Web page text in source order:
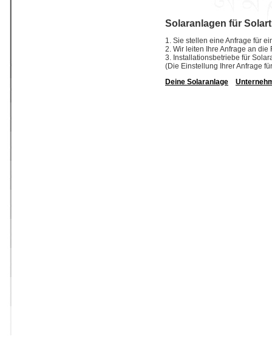
Solaranlagen für
1. Sie stellen eine Anfrage für
2. Wir leiten Ihre Anfrage an
3. Installationsbetriebe für
(Die Einstellung Ihrer Anfrage
Deine Solaranlage